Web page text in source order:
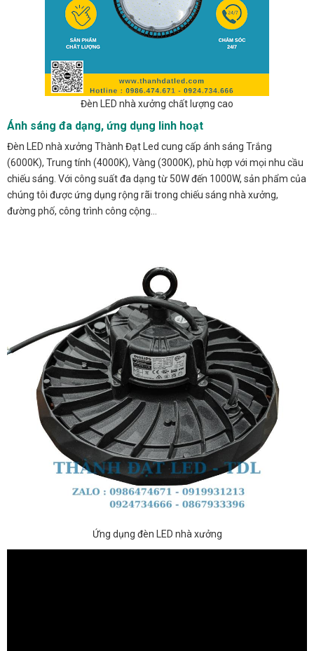
Đèn LED nhà xưởng chất lượng cao
Ánh sáng đa dạng, ứng dụng linh hoạt
Đèn LED nhà xưởng Thành Đạt Led cung cấp ánh sáng Trắng
(6000K), Trung tính (4000K), Vàng (3000K), phù hợp với mọi nhu cầu
chiếu sáng. Với công suất đa dạng từ 50W đến 1000W, sản phẩm của
chúng tôi được ứng dụng rộng rãi trong chiếu sáng nhà xưởng,
đường phố, công trình công cộng…
Ứng dụng đèn LED nhà xưởng